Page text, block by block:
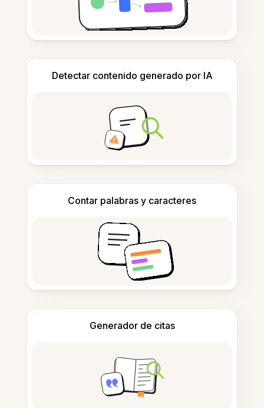
Detectar contenido generado por IA
Contar palabras y caracteres
Generador de citas